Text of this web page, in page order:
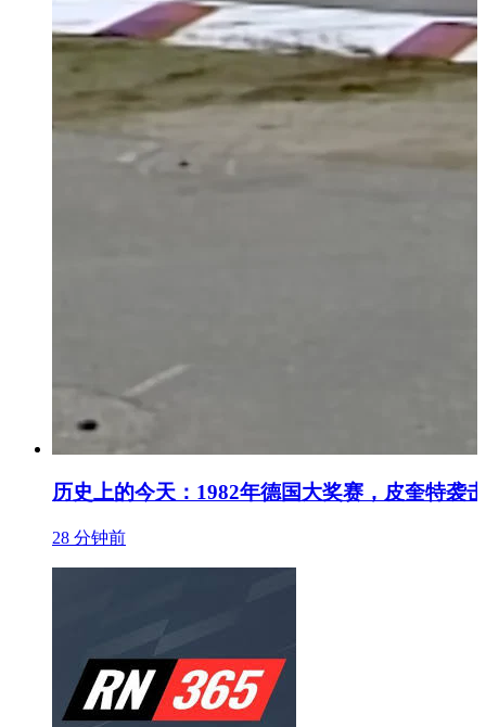
历史上的今天：1982年德国大奖赛，皮奎特袭
28 分钟前